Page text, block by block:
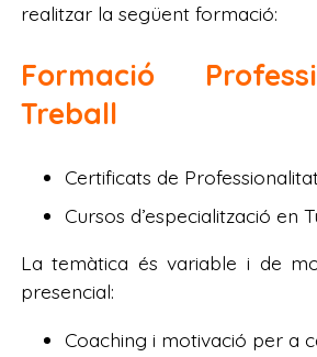
realitzar la següent formació:
Formació
Treball
Certificats de
Cursos d’especialització en
La temàtica és variable i de
presencial:
Coaching i motivació per a